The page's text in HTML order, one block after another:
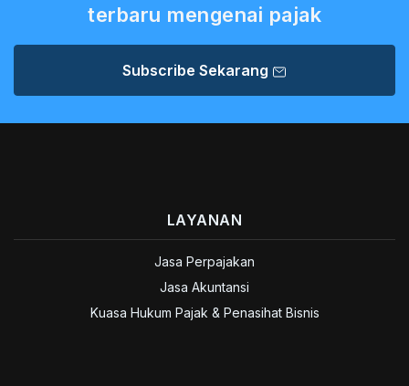
terbaru mengenai pajak
Subscribe Sekarang
LAYANAN
Jasa Perpajakan
Jasa Akuntansi
Kuasa Hukum Pajak & Penasihat Bisnis